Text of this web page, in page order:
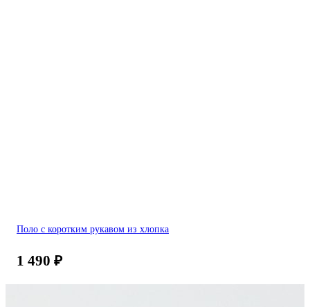
Поло с коротким рукавом из хлопка
1 490 ₽